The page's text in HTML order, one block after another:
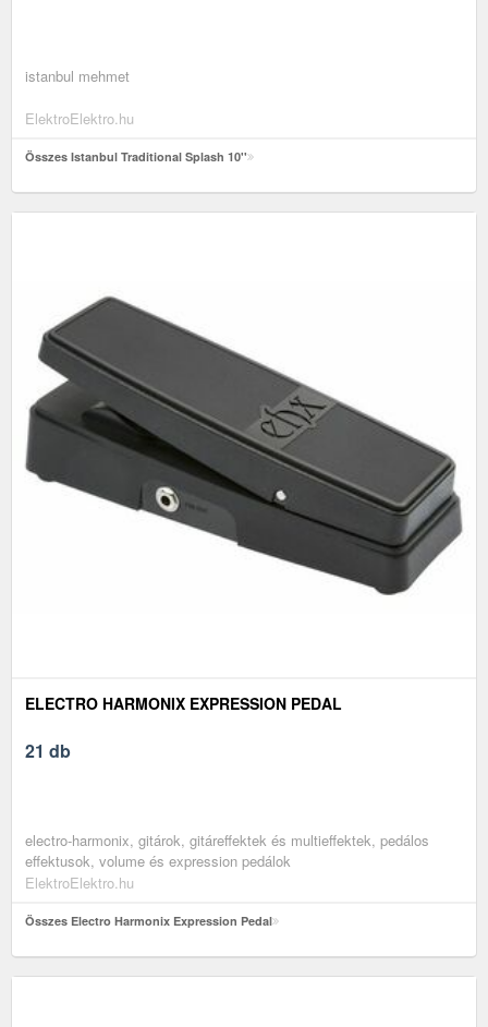
istanbul mehmet
ElektroElektro.hu
Összes Istanbul Traditional Splash 10''
ELECTRO HARMONIX EXPRESSION PEDAL
21 db
electro-harmonix, gitárok, gitáreffektek és multieffektek, pedálos
effektusok, volume és expression pedálok
ElektroElektro.hu
Összes Electro Harmonix Expression Pedal